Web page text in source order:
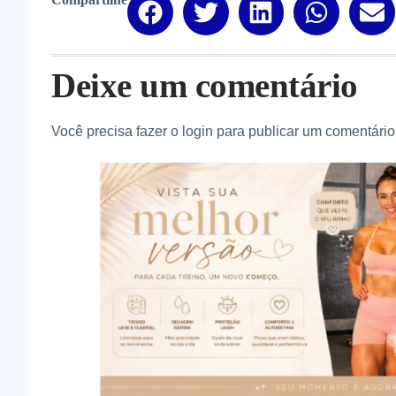
Deixe um comentário
Você precisa fazer o login para publicar um